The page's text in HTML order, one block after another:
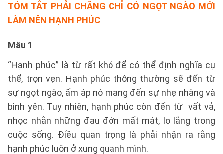
TÓM TẮT PHẢI CHĂNG CHỈ CÓ NGỌT NGÀO MỚI
LÀM NÊN HẠNH PHÚC
Mẫu 1
“Hạnh phúc” là từ rất khó để có thể định nghĩa cụ
thể, trọn vẹn. Hạnh phúc thông thường sẽ đến từ
sự ngọt ngào, ấm áp nó mang đến sự nhẹ nhàng và
bình yên. Tuy nhiên, hạnh phúc còn đến từ vất vả,
nhọc nhằn những đau đớn mất mát, lo lắng trong
cuộc sống. Điều quan trọng là phải nhận ra rằng
hạnh phúc luôn ở xung quanh mình.